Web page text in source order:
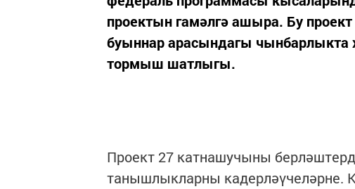
проектын гамәлгә ашыра. Бу
буыннар арасындагы чынбарлыкта
тормыш шатлыгы.
Проект 27 катнашучыны
танышлыкларны кадерләүчеләрне.